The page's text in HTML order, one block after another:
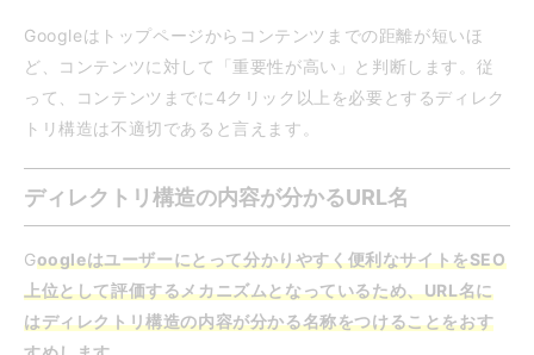
Googleはトップページからコンテンツまでの距離が短いほ
ど、コンテンツに対して「重要性が高い」と判断します。従
って、コンテンツまでに4クリック以上を必要とするディレク
トリ構造は不適切であると言えます。
ディレクトリ構造の内容が分かるURL名
Googleはユーザーにとって分かりやすく便利なサイトをSEO
上位として評価するメカニズムとなっているため、URL名に
はディレクトリ構造の内容が分かる名称をつけることをおす